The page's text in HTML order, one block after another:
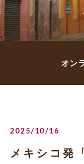
オン
2025/10/16
メキシコ発